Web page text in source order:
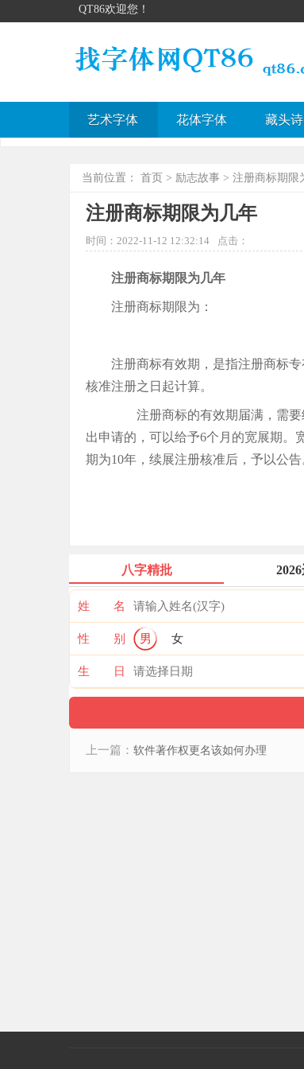
QT86欢迎您！
艺术字体 花体字体 藏头诗
当前位置： 首页 > 励志故事 > 注册商标期限
注册商标期限为几年
时间：2022-11-12 12:32:14 点击：
注册商标期限为几年
注册商标期限为：
注册商标有效期，是指注册商标
核准注册之日起计算。
注册商标的有效期届满，需要
出申请的，可以给予6个月的宽展期。
期为10年，续展注册核准后，予以公告
八字精批
姓 名
性 别 男 女
生 日
上一篇： 软件著作权更名该如何办理